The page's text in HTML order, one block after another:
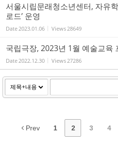
서울시립문래청소년센터, 자유
로드’ 운영
Date 2023.01.06 Views 28649
국립극장, 2023년 1월 예술교육
Date 2022.12.30 Views 27286
Prev 1 2 3 4